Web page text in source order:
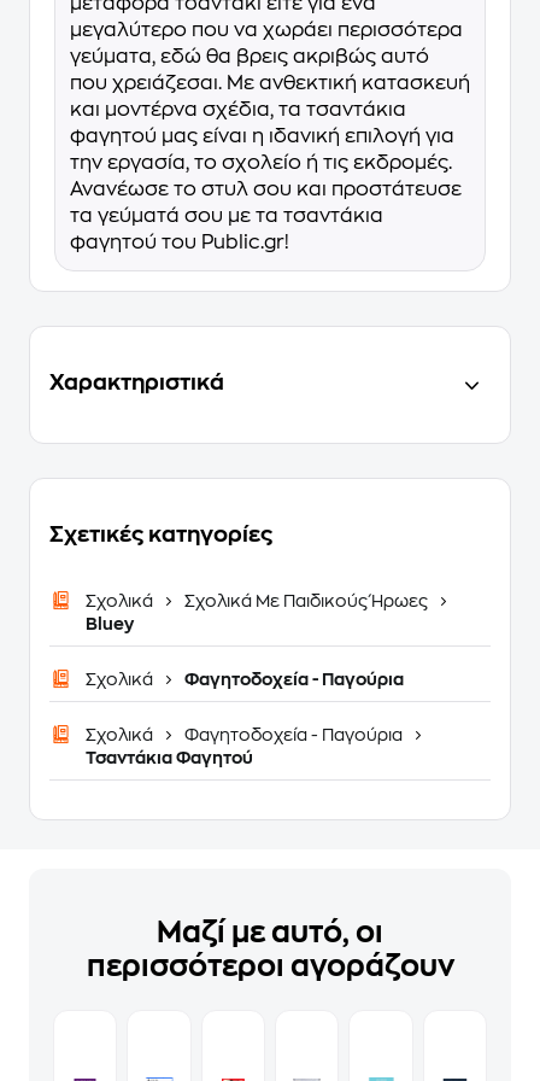
μεγαλύτερο που να χωράει περισσότερα
γεύματα, εδώ θα βρεις ακριβώς αυτό
που χρειάζεσαι. Με ανθεκτική κατασκευή
και μοντέρνα σχέδια, τα τσαντάκια
φαγητού μας είναι η ιδανική επιλογή για
την εργασία, το σχολείο ή τις εκδρομές.
Ανανέωσε το στυλ σου και προστάτευσε
τα γεύματά σου με τα τσαντάκια
φαγητού του Public.gr!
Χαρακτηριστικά
Σχετικές κατηγορίες
Σχολικά
Σχολικά Με Παιδικούς Ήρωες
Bluey
Σχολικά Φαγητοδοχεία - Παγούρια
Σχολικά
Φαγητοδοχεία - Παγούρια
Τσαντάκια Φαγητού
Μαζί με αυτό, οι
περισσότεροι αγοράζουν